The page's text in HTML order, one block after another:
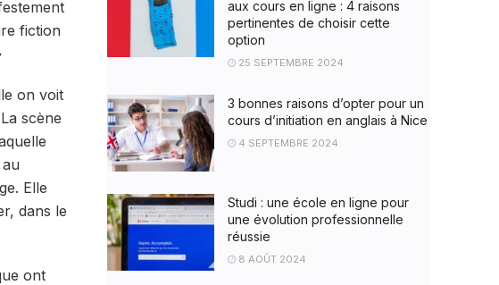
fiction
on voit
scène
Elle
dans le
ont
aux cours en ligne : 4 raisons
pertinentes de choisir cette
option
25 SEPTEMBRE 2024
3 bonnes raisons d’opter pour un
cours d’initiation en anglais à Nice
4 SEPTEMBRE 2024
Studi : une école en ligne pour
une évolution professionnelle
réussie
8 AOÛT 2024